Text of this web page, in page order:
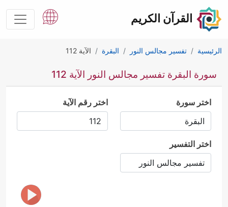
القرآن الكريم
الرئيسية تفسير مجالس النور البقرة الآية 112
سورة البقرة تفسير مجالس النور الآية 112
اختر سورة اختر رقم الآية
اختر التفسير